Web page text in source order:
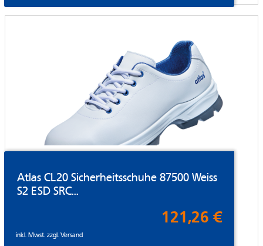
Atlas CL20 Sicherheitsschuhe 87500 Weiss
S2 ESD SRC...
121,26 €
inkl. Mwst. zzgl.Versand